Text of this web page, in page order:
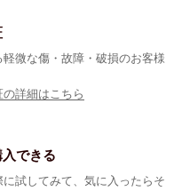
微な傷・故障・破損のお客様
詳細はこちら
できる
に試してみて、気に入ったらそ